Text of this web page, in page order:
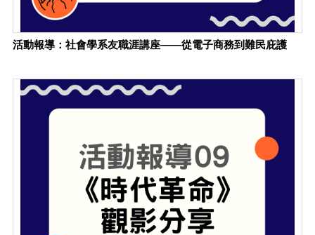
活動報導：社會學系友職涯講座——從電子商務到難民庇護